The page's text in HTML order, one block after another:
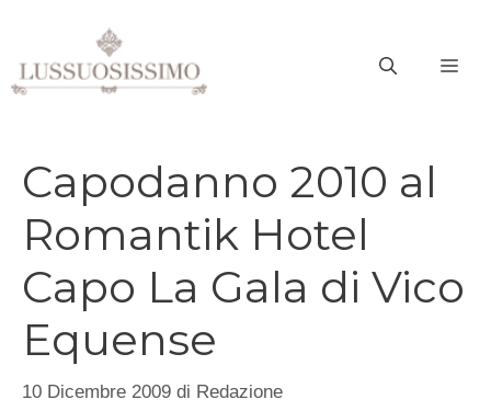
contenuto
Capodanno 2010 al
Romantik Hotel
Capo La Gala di Vico
Equense
10 Dicembre 2009 di Redazione